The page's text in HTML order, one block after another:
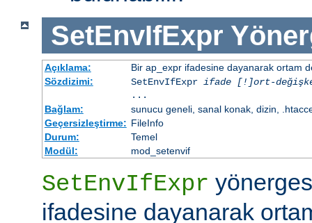
SetEnvIfExpr
Açıklama:
Bir ap_expr ifadesine dayanarak ortam
Sözdizimi:
SetEnvIfExpr ifade [!]ort-
...
Bağlam:
sunucu geneli, sanal konak, dizin,
Geçersizleştirme: FileInfo
Durum:
Temel
Modül:
mod_setenvif
SetEnvIfExpr
ifadesine dayanarak